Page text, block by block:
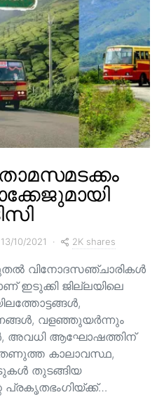
13/10/2021 2K shares
വിനോദസഞ്ചാരികൾ
ഇടുക്കി ജില്ലയിലെ
വളഞ്ഞുയര്‍ന്നും
അവധി ആഘോഷത്തിന്
തണുത്ത കാലാവസ്ഥ,
തുടങ്ങിയ
പ്രകൃതഭംഗിയ്ക്ക്…